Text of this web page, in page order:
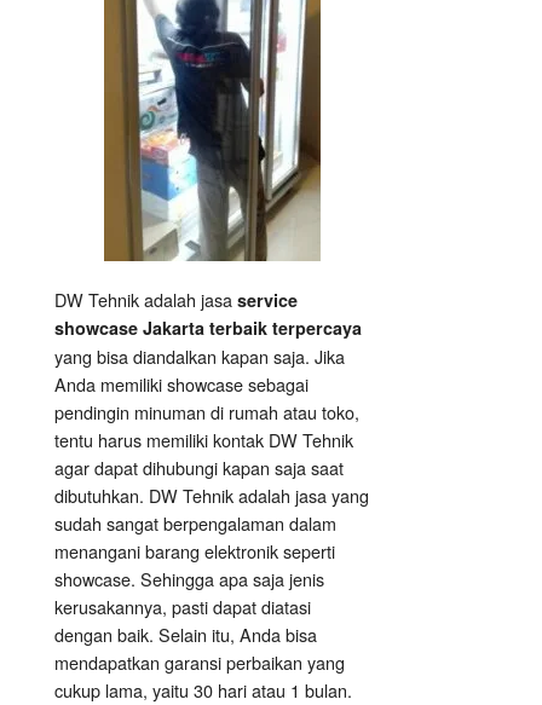
DW Tehnik adalah jasa service
showcase Jakarta terbaik terpercaya
yang bisa diandalkan kapan saja. Jika
Anda memiliki showcase sebagai
pendingin minuman di rumah atau toko,
tentu harus memiliki kontak DW Tehnik
agar dapat dihubungi kapan saja saat
dibutuhkan. DW Tehnik adalah jasa yang
sudah sangat berpengalaman dalam
menangani barang elektronik seperti
showcase. Sehingga apa saja jenis
kerusakannya, pasti dapat diatasi
dengan baik. Selain itu, Anda bisa
mendapatkan garansi perbaikan yang
cukup lama, yaitu 30 hari atau 1 bulan.